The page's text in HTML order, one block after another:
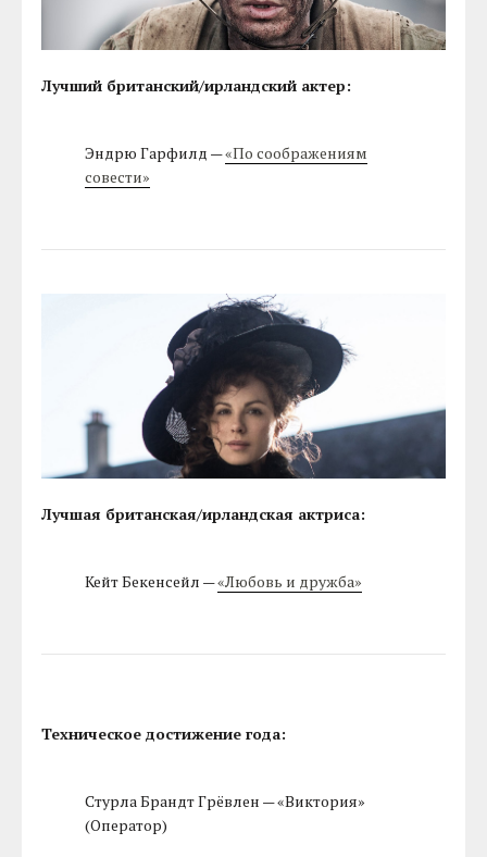
Лучший британский/ирландский актер:
Эндрю Гарфилд —«По соображениям
совести»
Лучшая британская/ирландская актриса:
Кейт Бекенсейл —«Любовь и дружба»
Техническое достижение года:
Стурла Брандт Грёвлен — «Виктория»
(Оператор)